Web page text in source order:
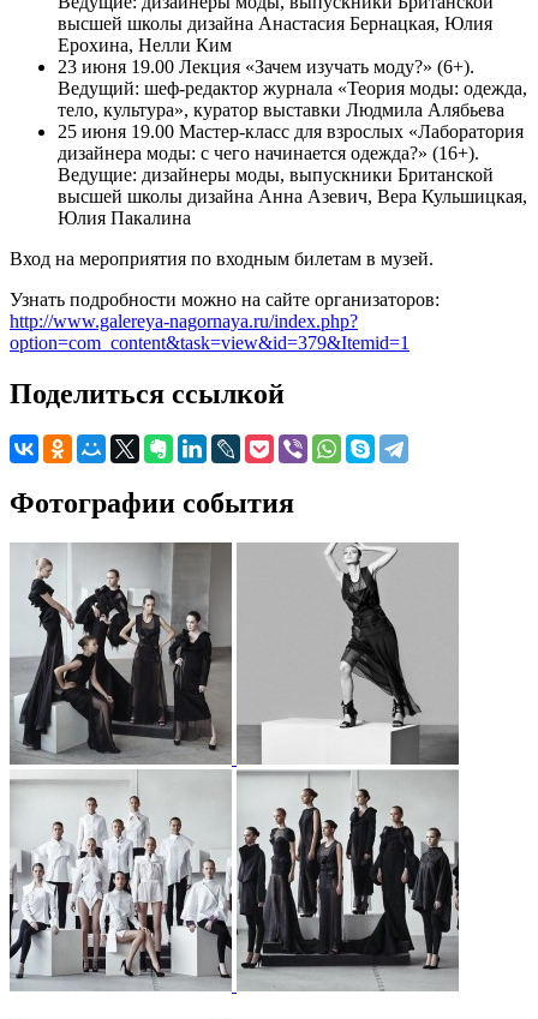
высшей школы дизайна Анастасия Бернацкая, Юлия
Ерохина, Нелли Ким
23 июня 19.00 Лекция «Зачем изучать моду?» (6+).
Ведущий: шеф-редактор журнала «Теория моды: одежда,
тело, культура», куратор выставки Людмила Алябьева
25 июня 19.00 Мастер-класс для взрослых «Лаборатория
дизайнера моды: с чего начинается одежда?» (16+).
Ведущие: дизайнеры моды, выпускники Британской
высшей школы дизайна Анна Азевич, Вера Кульшицкая,
Юлия Пакалина
Вход на мероприятия по входным билетам в музей.
Узнать подробности можно на сайте организаторов:
http://www.galereya-nagornaya.ru/index.php?
option=com_content&task=view&id=379&Itemid=1
Поделиться ссылкой
Фотографии события